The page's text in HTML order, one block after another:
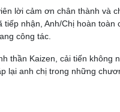
lời cảm ơn chân thành và
nhận, Anh/Chị hoàn
công tác.
thần Kaizen, cải tiến
lại anh chị trong những